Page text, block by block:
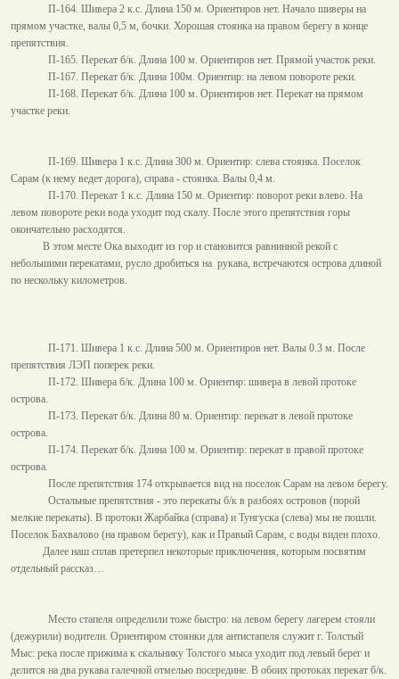
П-164. Шивера 2 к.с. Длина 150 м. Ориентиров нет. Начало шиверы на
прямом участке, валы 0,5 м, бочки. Хорошая стоянка на правом берегу в конце
препятствия.
П-165. Перекат б/к. Длина 100 м. Ориентиров нет. Прямой участок реки.
П-167. Перекат б/к. Длина 100м. Ориентир: на левом повороте реки.
П-168. Перекат б/к. Длина 100 м. Ориентиров нет. Перекат на прямом
участке реки.
П-169. Шивера 1 к.с. Длина 300 м. Ориентир: слева стоянка. Поселок
Сарам (к нему ведет дорога), справа - стоянка. Валы 0,4 м.
П-170. Перекат 1 к.с. Длина 150 м. Ориентир: поворот реки влево. На
левом повороте реки вода уходит под скалу. После этого препятствия горы
окончательно расходятся.
В этом месте Ока выходит из гор и становится равнинной рекой с
небольшими перекатами, русло дробиться на рукава, встречаются острова длиной
по нескольку километров.
П-171. Шивера 1 к.с. Длина 500 м. Ориентиров нет. Валы 0.3 м. После
препятствия ЛЭП поперек реки.
П-172. Шивера б/к. Длина 100 м. Ориентир: шивера в левой протоке
острова.
П-173. Перекат б/к. Длина 80 м. Ориентир: перекат в левой протоке
острова.
П-174. Перекат б/к. Длина 100 м. Ориентир: перекат в правой протоке
острова.
После препятствия 174 открывается вид на поселок Сарам на левом берегу.
Остальные препятствия - это перекаты б/к в разбоях островов (порой
мелкие перекаты). В протоки Жарбайка (справа) и Тунгуска (слева) мы не пошли.
Поселок Бахвалово (на правом берегу), как и Правый Сарам, с воды виден плохо.
Далее наш сплав претерпел некоторые приключения, которым посвятим
отдельный рассказ…
Место стапеля определили тоже быстро: на левом берегу лагерем стояли
(дежурили) водители. Ориентиром стоянки для антистапеля служит г. Толстый
Мыс: река после прижима к скальнику Толстого мыса уходит под левый берег и
делится на два рукава галечной отмелью посередине. В обоих протоках перекат б/к.